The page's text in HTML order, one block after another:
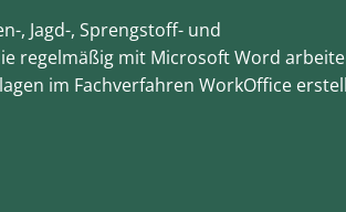
, Jagd-, Sprengstoff- und
regelmäßig mit Microsoft Word
im Fachverfahren WorkOffice